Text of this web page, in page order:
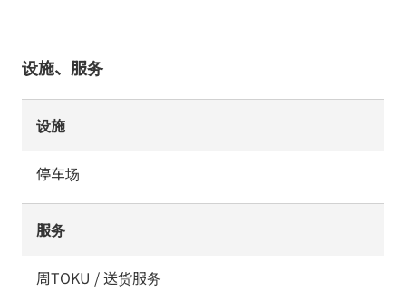
设施、服务
设施
停车场
服务
周TOKU / 送货服务